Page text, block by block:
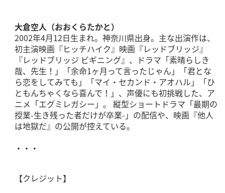
大倉空人（おおくらたかと）
2002年4月12日生まれ。神奈川県出身。主な出演作は、
初主演映画『ヒッチハイク』映画『レッドブリッジ』
『レッドブリッジ ビギニング』、ドラマ「素晴らしき
哉、先生！」「余命1ヶ月って言ったじゃん」「君とな
ら恋をしてみても」「マイ・セカンド・アオハル」「ひ
ともんちゃくなら喜んで！」、声優にも初挑戦した、ア
ニメ「エグミレガシー」。 縦型ショートドラマ「最期の
授業-生き残った者だけが卒業-」の配信や、映画『他人
は地獄だ』の公開が控えている。
・・・
【クレジット】